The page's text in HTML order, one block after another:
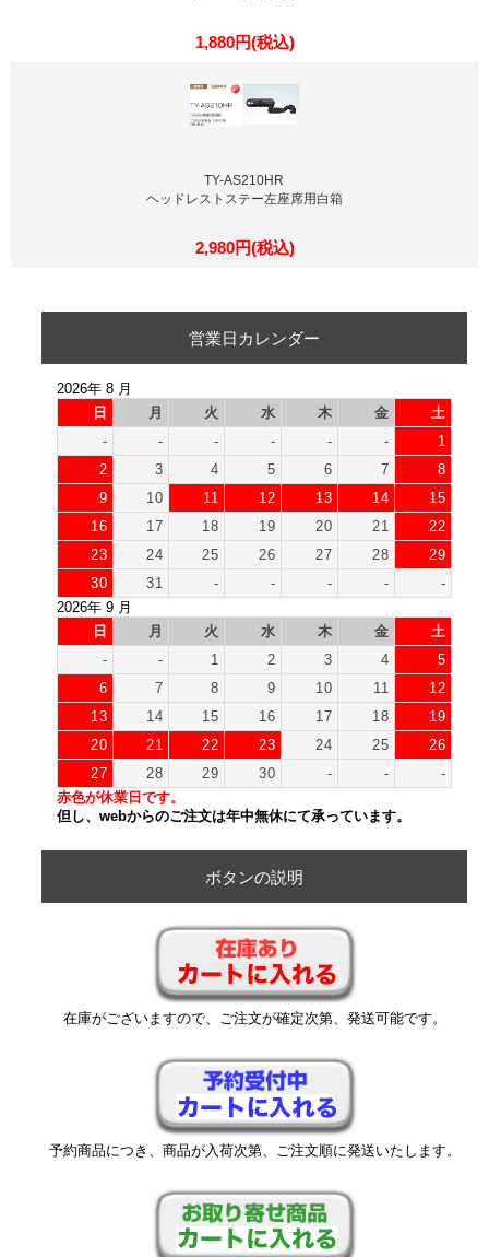
1,880円(税込)
TY-AS210HR
ヘッドレストステー左座席用白箱
2,980円(税込)
営業日カレンダー
2026年 8 月
日
月 火 水 木 金
土
-
- - - - -
1
2
3 4 5 6 7
8
9
10 11 12 13 14
15
16
17 18 19 20 21
22
23
24 25 26 27 28
29
30
31 - - - -
-
2026年 9 月
日
月 火 水 木 金
土
-
- 1 2 3 4
5
6
7 8 9 10 11
12
13
14 15 16 17 18
19
20
21 22 23 24 25
26
27
28 29 30 - -
-
赤色が休業日です。
但し、webからのご注文は年中無休にて承っています。
ボタンの説明
在庫がございますので、ご注文が確定次第、発送可能です。
予約商品につき、商品が入荷次第、ご注文順に発送いたします。